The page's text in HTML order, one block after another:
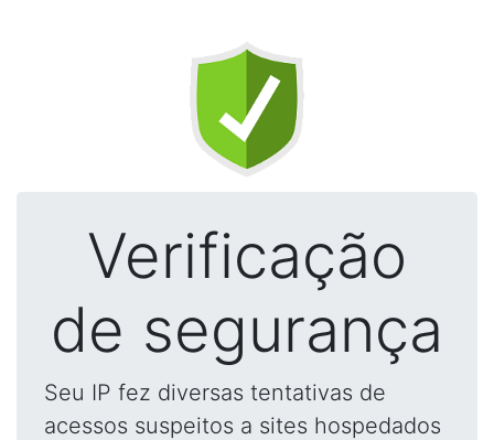
Verificação
de segurança
Seu IP fez diversas tentativas de
acessos suspeitos a sites hospedados